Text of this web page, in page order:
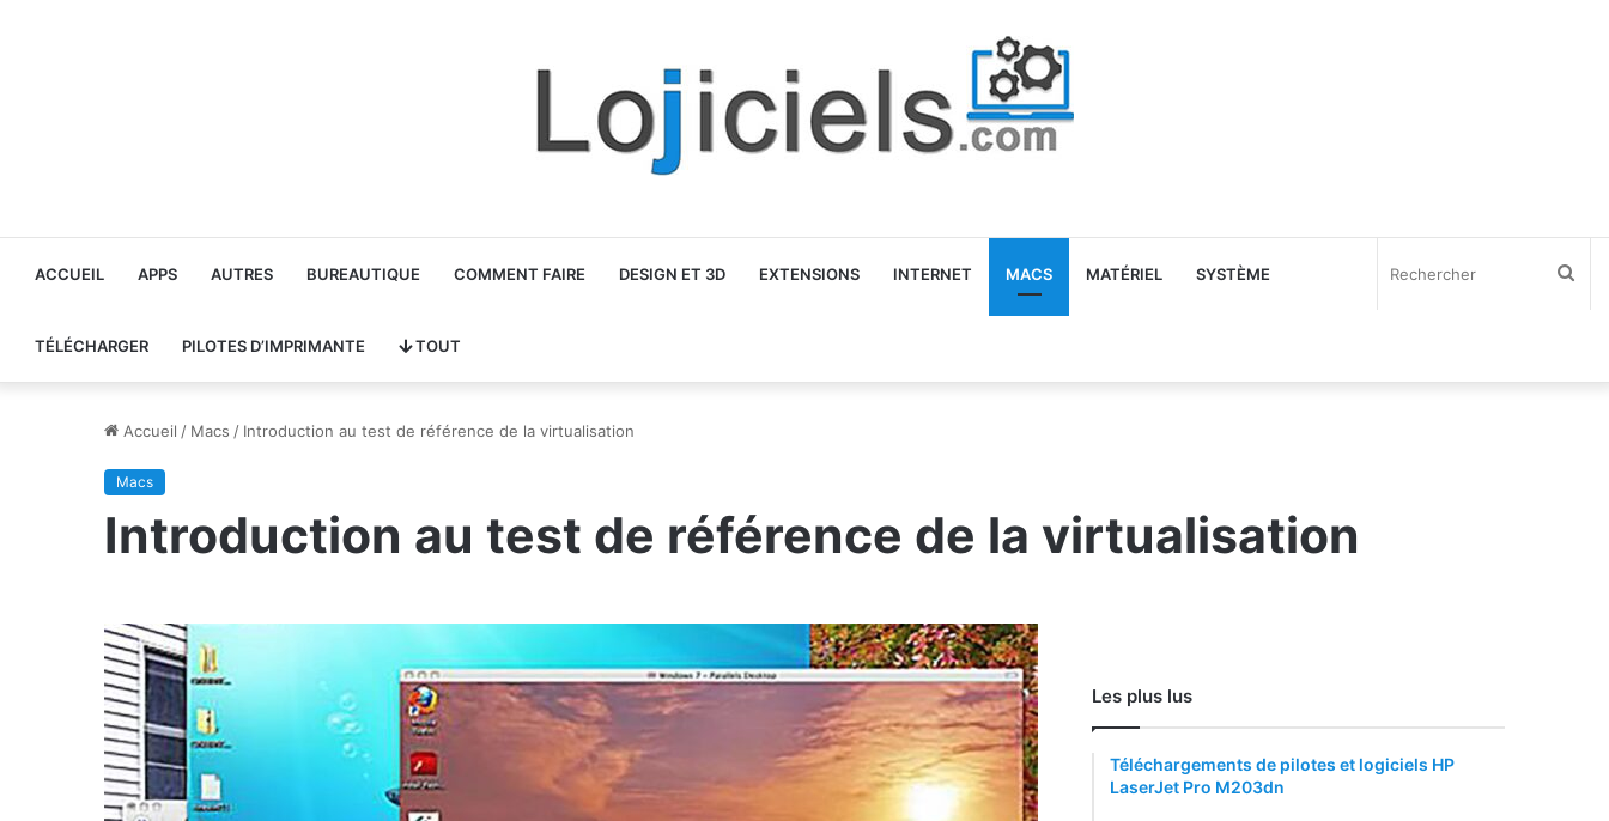
ACCUEIL APPS AUTRES BUREAUTIQUE COMMENT FAIRE DESIGN ET 3D EXTENSIONS INTERNET MACS MATÉRIEL SYSTÈME
TÉLÉCHARGER PILOTES D’IMPRIMANTE TOUT
Accueil / Macs / Introduction au test de référence de la virtualisation
Macs
Introduction au test de référence de la virtualisation
Les plus lus
Téléchargements de pilotes et logiciels HP
LaserJet Pro M203dn